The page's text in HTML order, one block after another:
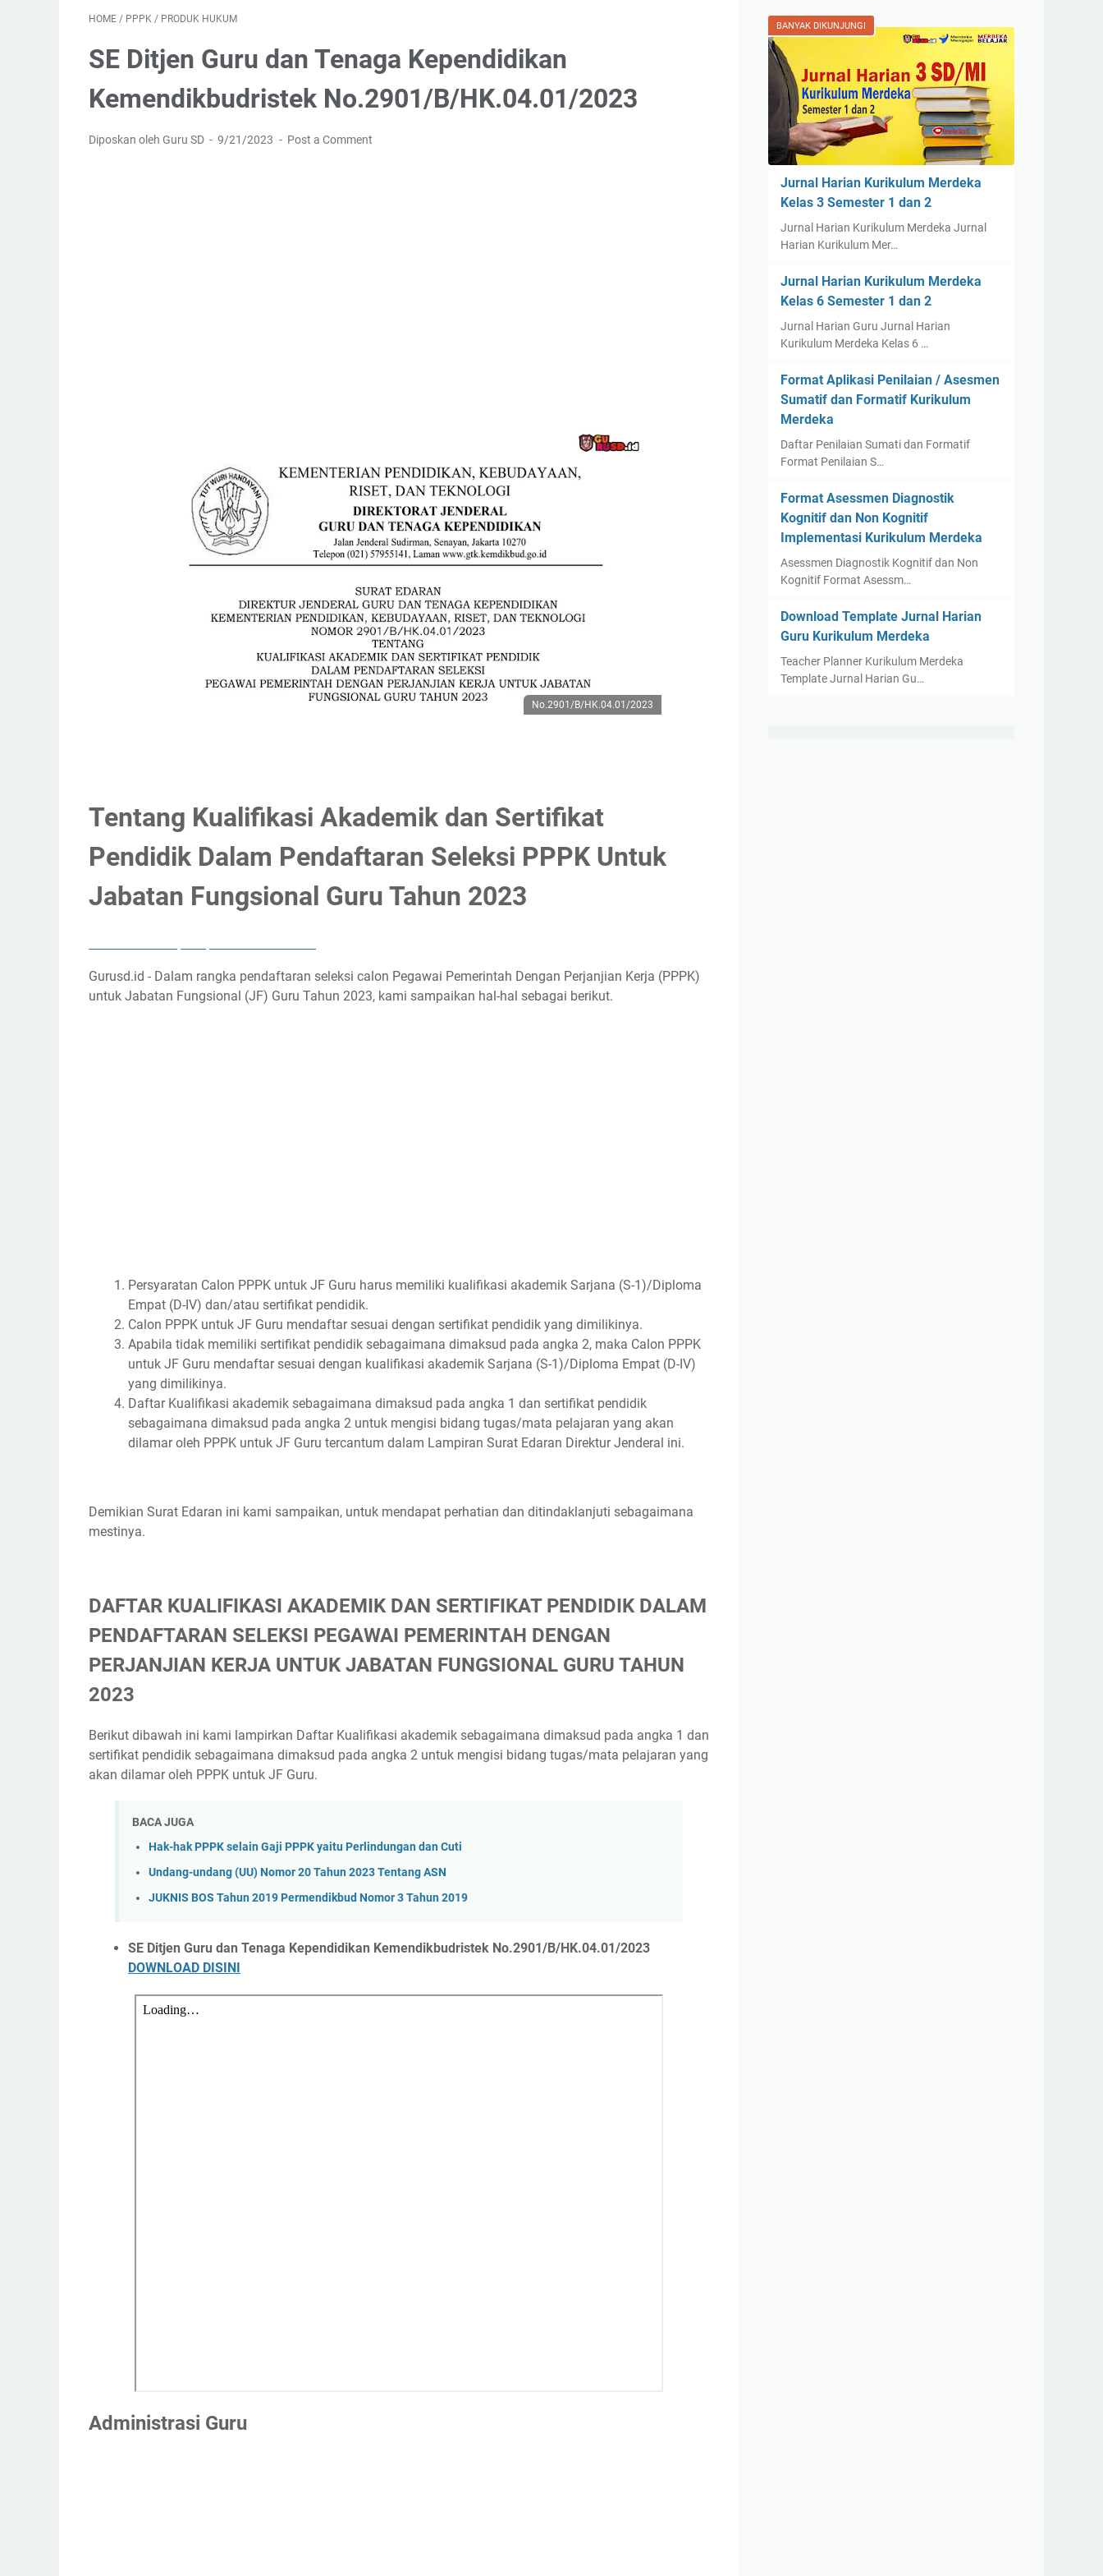
HOME / PPPK / PRODUK HUKUM
SE Ditjen Guru dan Tenaga Kependidikan
Kemendikbudristek No.2901/B/HK.04.01/2023
Diposkan oleh Guru SD 9/21/2023 Post a Comment
No.2901/B/HK.04.01/2023
Tentang Kualifikasi Akademik dan Sertifikat
Pendidik Dalam Pendaftaran Seleksi PPPK Untuk
Jabatan Fungsional Guru Tahun 2023
Gurusd.id - Dalam rangka pendaftaran seleksi calon Pegawai Pemerintah Dengan Perjanjian Kerja (PPPK)
untuk Jabatan Fungsional (JF) Guru Tahun 2023, kami sampaikan hal-hal sebagai berikut.
Persyaratan Calon PPPK untuk JF Guru harus memiliki kualifikasi akademik Sarjana (S-1)/Diploma
Empat (D-IV) dan/atau sertifikat pendidik.
Calon PPPK untuk JF Guru mendaftar sesuai dengan sertifikat pendidik yang dimilikinya.
Apabila tidak memiliki sertifikat pendidik sebagaimana dimaksud pada angka 2, maka Calon PPPK
untuk JF Guru mendaftar sesuai dengan kualifikasi akademik Sarjana (S-1)/Diploma Empat (D-IV)
yang dimilikinya.
Daftar Kualifikasi akademik sebagaimana dimaksud pada angka 1 dan sertifikat pendidik
sebagaimana dimaksud pada angka 2 untuk mengisi bidang tugas/mata pelajaran yang akan
dilamar oleh PPPK untuk JF Guru tercantum dalam Lampiran Surat Edaran Direktur Jenderal ini.
Demikian Surat Edaran ini kami sampaikan, untuk mendapat perhatian dan ditindaklanjuti sebagaimana
mestinya.
DAFTAR KUALIFIKASI AKADEMIK DAN SERTIFIKAT PENDIDIK DALAM
PENDAFTARAN SELEKSI PEGAWAI PEMERINTAH DENGAN
PERJANJIAN KERJA UNTUK JABATAN FUNGSIONAL GURU TAHUN
2023
Berikut dibawah ini kami lampirkan Daftar Kualifikasi akademik sebagaimana dimaksud pada angka 1 dan
sertifikat pendidik sebagaimana dimaksud pada angka 2 untuk mengisi bidang tugas/mata pelajaran yang
akan dilamar oleh PPPK untuk JF Guru.
BACA JUGA
Hak-hak PPPK selain Gaji PPPK yaitu Perlindungan dan Cuti
Undang-undang (UU) Nomor 20 Tahun 2023 Tentang ASN
JUKNIS BOS Tahun 2019 Permendikbud Nomor 3 Tahun 2019
SE Ditjen Guru dan Tenaga Kependidikan Kemendikbudristek No.2901/B/HK.04.01/2023
DOWNLOAD DISINI
Administrasi Guru
BANYAK DIKUNJUNGI
Jurnal Harian Kurikulum Merdeka
Kelas 3 Semester 1 dan 2
Jurnal Harian Kurikulum Merdeka Jurnal
Harian Kurikulum Mer…
Jurnal Harian Kurikulum Merdeka
Kelas 6 Semester 1 dan 2
Jurnal Harian Guru Jurnal Harian
Kurikulum Merdeka Kelas 6 …
Format Aplikasi Penilaian / Asesmen
Sumatif dan Formatif Kurikulum
Merdeka
Daftar Penilaian Sumati dan Formatif
Format Penilaian S…
Format Asessmen Diagnostik
Kognitif dan Non Kognitif
Implementasi Kurikulum Merdeka
Asessmen Diagnostik Kognitif dan Non
Kognitif Format Asessm…
Download Template Jurnal Harian
Guru Kurikulum Merdeka
Teacher Planner Kurikulum Merdeka
Template Jurnal Harian Gu…